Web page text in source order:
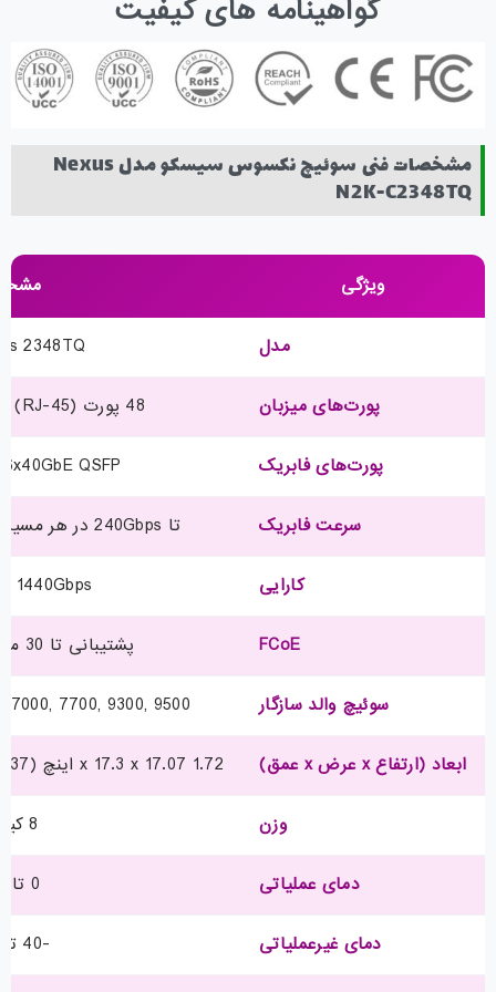
گواهینامه های کیفیت
مشخصات فنی سوئیچ نکسوس سیسکو مدل Nexus
N2K-C2348TQ
ویژگی
مدل 2348TQ
پورت‌های میزبان 48 پورت 100M/1/10GBASE-T (RJ-45)
پورت‌های فابریک 6x40GbE QSFP (تا 24x10GbE)
سرعت فابریک تا 240Gbps در هر مسیر (480Gbps Full Duplex)
کارایی 1440Gbps یا 2160mpps
FCoE پشتیبانی تا 30 متر با کابل Cat6a/7
سوئیچ والد سازگار 7000, 7700, 9300, 9500
ابعاد (ارتفاع x عرض x عمق) 1.72 x 17.3 x 17.07 اینچ (4.37 x 43.94 x 43.36 سانتی‌متر)
وزن 8 کیلوگرم
دمای عملیاتی 0 تا 55°C
دمای غیرعملیاتی -40 تا 70°C